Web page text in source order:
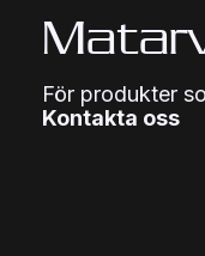
För produkter
Kontakta oss